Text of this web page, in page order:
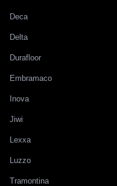
Deca
Delta
Durafloor
Embramaco
Inova
Jiwi
Lexxa
Luzzo
Tramontina